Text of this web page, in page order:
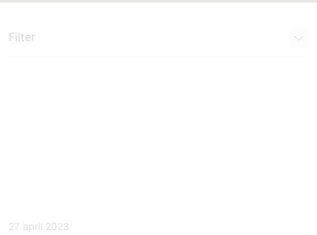
Filter
27 april 2023